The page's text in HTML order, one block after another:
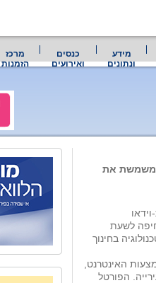
מידע
ונתונים
כנסים
ואירועים
מרכז
הזמנות
משמשת את
לשעת
בחינוך
האינטרנט,
הפורטל